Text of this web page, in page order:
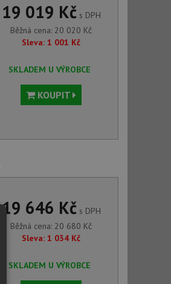
19 019 Kčs DPH
Běžná cena: 20 020 Kč
Sleva: 1 001 Kč
SKLADEM U VÝROBCE
KOUPIT
19 646 Kčs DPH
Běžná cena: 20 680 Kč
Sleva: 1 034 Kč
SKLADEM U VÝROBCE